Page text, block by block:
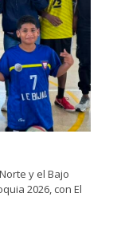
y el Bajo
2026, con El